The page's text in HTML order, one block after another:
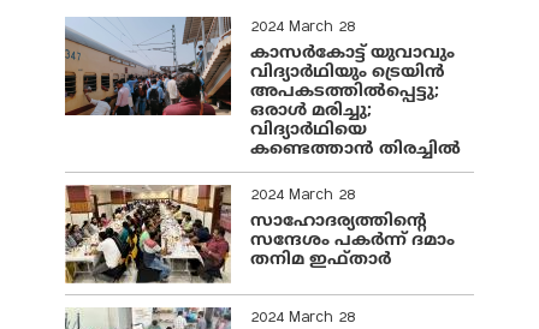
2024 March 28
കാസർകോട്ട് യുവാവും
വിദ്യാർഥിയും ട്രെയിൻ
അപകടത്തിൽപ്പെട്ടു;
ഒരാൾ മരിച്ചു;
വിദ്യാർഥിയെ
കണ്ടെത്താൻ തിരച്ചിൽ
2024 March 28
സാഹോദര്യത്തിന്റെ
സന്ദേശം പകർന്ന് ദമാം
തനിമ ഇഫ്‌താർ
2024 March 28